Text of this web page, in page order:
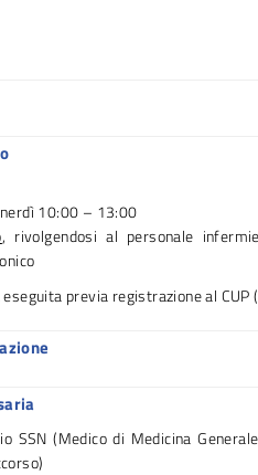
10:00 – 13:00
, rivolgendosi al personale
previa registrazione al
SSN (Medico di Medicina